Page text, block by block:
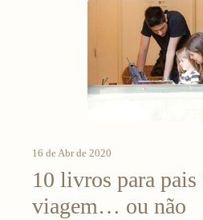
16 de Abr de 2020
10 livros para
viagem… ou não